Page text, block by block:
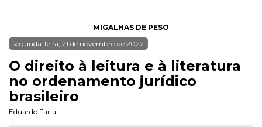
MIGALHAS DE PESO
segunda-feira, 21 de novembro de 2022
O direito à leitura e à literatura
no ordenamento jurídico
brasileiro
Eduardo Faria